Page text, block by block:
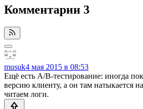
Комментарии 3
musuk4 мая 2015 в 08:53
Ещё есть A/B-тестирование: иногда
версию клиенту, а он там натыкается
читаем логи.